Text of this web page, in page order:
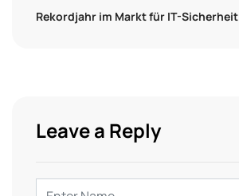
Rekordjahr im Markt für IT-Sicherheit
Leave a Reply